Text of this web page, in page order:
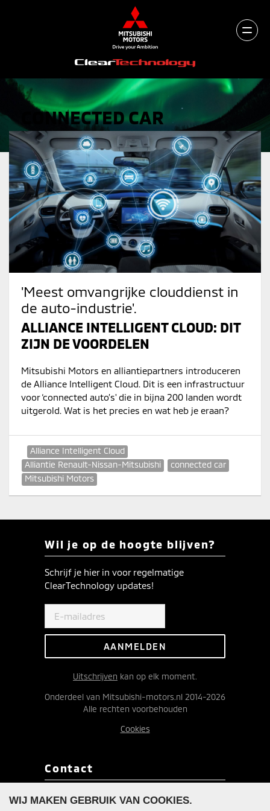
CONNECTED CAR
'Meest omvangrijke clouddienst in
de auto-industrie'.
ALLIANCE INTELLIGENT CLOUD: DIT
ZIJN DE VOORDELEN
Mitsubishi Motors en alliantiepartners introduceren
de Alliance Intelligent Cloud. Dit is een infrastructuur
voor ‘connected auto’s' die in bijna 200 landen wordt
uitgerold. Wat is het precies en wat heb je eraan?
Alliance Intelligent Cloud
Alliantie Renault-Nissan-Mitsubishi
connected car
Mitsubishi Motors
Wil je op de hoogte blijven?
Schrijf je hier in voor regelmatige
ClearTechnology updates!
Uitschrijven kan op elk moment.
Onderdeel van Mitsubishi-motors.nl 2014-2026
Alle rechten voorbehouden
Cookies
Contact
Redactie ClearTechnology
WIJ MAKEN GEBRUIK VAN COOKIES.